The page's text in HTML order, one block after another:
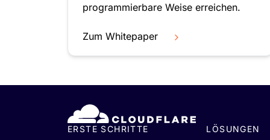
programmierbare Weise erreichen.
Zum Whitepaper
ERSTE SCHRITTE
LÖSUNGEN